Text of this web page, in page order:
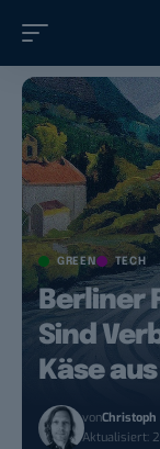
GREEN TECH
Berliner
Sind
Käse
vonChristoph
Aktualisiert: